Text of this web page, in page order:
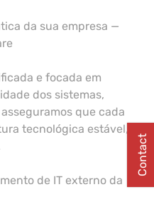
da sua empresa —
e focada em
dos sistemas,
que cada
tecnológica estável,
de IT externo da
Contact